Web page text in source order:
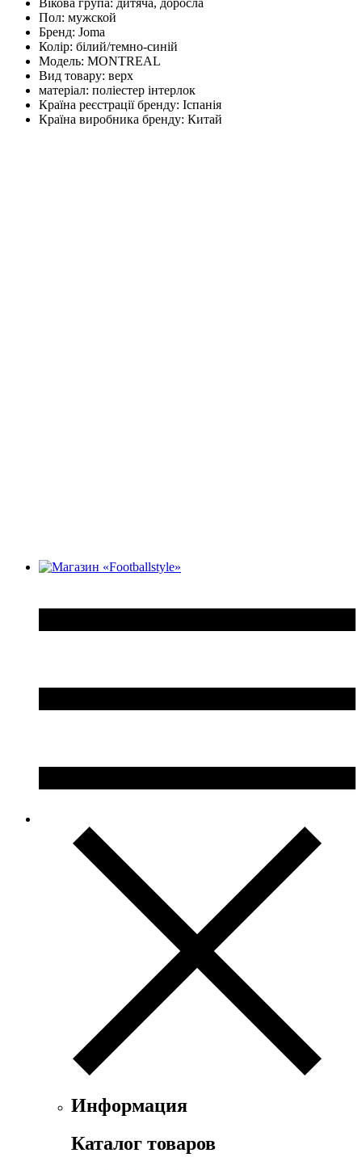
Вікова група: дитяча, доросла
Пол: мужской
Бренд: Joma
Колір: білий/темно-синій
Модель: MONTREAL
Вид товару: верх
матеріал: поліестер інтерлок
Країна реєстрації бренду: Іспанія
Країна виробника бренду: Китай
Информация
Каталог товаров